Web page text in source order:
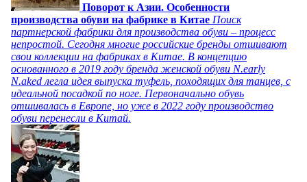
Поворот к Азии. Особенности
производства обуви на фабрике в Китае Поиск
партнерской фабрики для производства обуви – процесс
непростой. Сегодня многие российские бренды отшивают
свои коллекции на фабриках в Китае. В концепцию
основанного в 2019 году бренда женской обуви N.early
N.aked легла идея выпуска туфель, походящих для танцев, с
идеальной посадкой по ноге. Первоначально обувь
отшивалась в Европе, но уже в 2022 году производство
обуви перенесли в Китай.